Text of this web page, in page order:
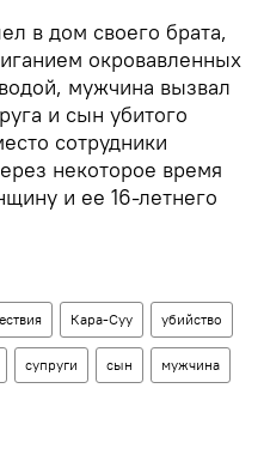
в дом своего брата,
окровавленных
мужчина вызвал
и сын убитого
сотрудники
некоторое время
и ее 16-летнего
Кара-Суу убийство
супруги сын мужчина